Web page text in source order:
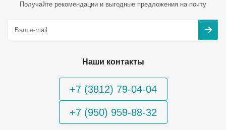
Получайте рекомендации и выгодные предложения на почту
Наши контакты
+7 (3812) 79-04-04
+7 (950) 959-88-32